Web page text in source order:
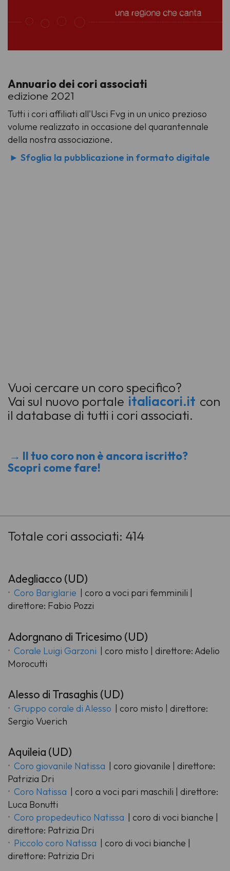
Annuario dei cori associati
edizione 2021
Tutti i cori affiliati all'Usci Fvg in un unico prezioso
volume realizzato in occasione del quarantennale
della nostra associazione.
► Sfoglia la pubblicazione in formato digitale
Vuoi cercare un coro specifico?
Vai sul nuovo portale italiacori.it con
il database di tutti i cori associati.
→ Il tuo coro non è ancora iscritto?
Scopri come fare!
Totale cori associati: 414
Adegliacco (UD)
Coro Bariglarie | coro a voci pari femminili |
direttore: Fabio Pozzi
Adorgnano di Tricesimo (UD)
Corale Luigi Garzoni | coro misto | direttore: Adelio
Morocutti
Alesso di Trasaghis (UD)
Gruppo corale di Alesso | coro misto | direttore:
Sergio Vuerich
Aquileia (UD)
Coro giovanile Natissa | coro giovanile | direttore:
Patrizia Dri
Coro Natissa | coro a voci pari maschili | direttore:
Luca Bonutti
Coro propedeutico Natissa | coro di voci bianche |
direttore: Patrizia Dri
Piccolo coro Natissa | coro di voci bianche |
direttore: Patrizia Dri